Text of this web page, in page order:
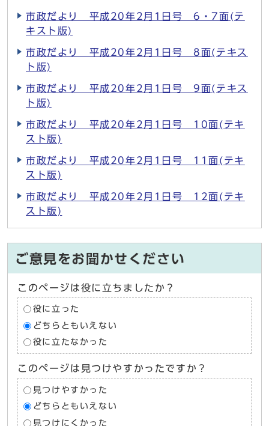
市政だより 平成20年2月1日号 6・7面(テ
キスト版)
市政だより 平成20年2月1日号 8面(テキス
ト版)
市政だより 平成20年2月1日号 9面(テキス
ト版)
市政だより 平成20年2月1日号 10面(テキ
スト版)
市政だより 平成20年2月1日号 11面(テキ
スト版)
市政だより 平成20年2月1日号 12面(テキ
スト版)
ご意見をお聞かせください
このページは役に立ちましたか？
役に立った
どちらともいえない
役に立たなかった
このページは見つけやすかったですか？
見つけやすかった
どちらともいえない
見つけにくかった